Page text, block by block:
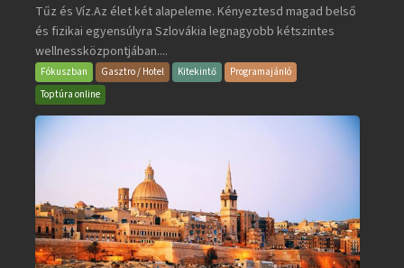
Poprad
·
Wellness
és
Gyógyfürdő
Tűz és Víz.Az élet két alapeleme. Kényeztesd magad belső
és fizikai egyensúlyra Szlovákia legnagyobb kétszintes
wellnessközpontjában....
Fókuszban Gasztro / Hotel Kitekintő
Programajánló
Toptúra online